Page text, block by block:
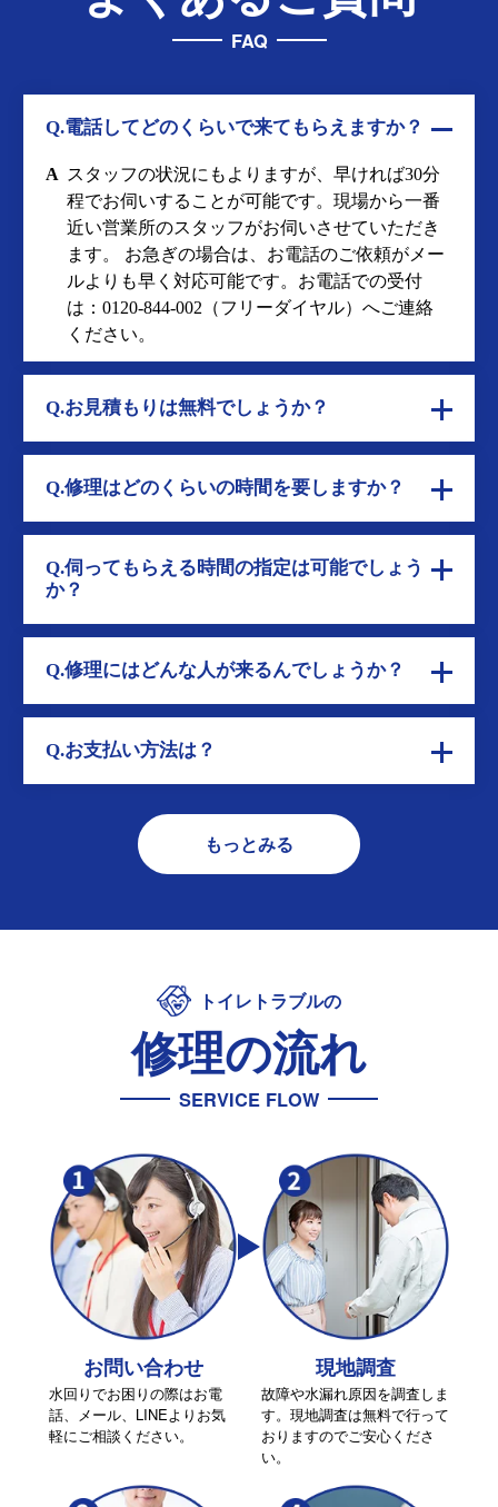
FAQ
Q.電話してどのくらいで来てもらえますか？
A スタッフの状況にもよりますが、早ければ30分
程でお伺いすることが可能です。現場から一番
近い営業所のスタッフがお伺いさせていただき
ます。 お急ぎの場合は、お電話のご依頼がメー
ルよりも早く対応可能です。お電話での受付
は： 0120-844-002 （フリーダイヤル）へご連絡
ください。
Q.お見積もりは無料でしょうか？
Q.修理はどのくらいの時間を要しますか？
Q.伺ってもらえる時間の指定は可能でしょう
か？
Q.修理にはどんな人が来るんでしょうか？
Q.お支払い方法は？
もっとみる
トイレトラブルの
修理の流れ
SERVICE FLOW
お問い合わせ
水回りでお困りの際はお電
話、メール、LINEよりお気
軽にご相談ください。
現地調査
故障や水漏れ原因を調査しま
す。現地調査は無料で行って
おりますのでご安心くださ
い。